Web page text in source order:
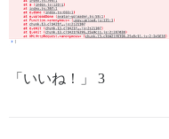
「いいね！」 3